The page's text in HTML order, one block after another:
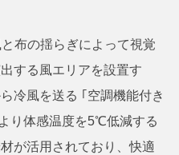
布の揺らぎによって視覚
する風エリアを設置す
冷風を送る ｢空調機能付き
り体感温度を5℃低減する
が活用されており、快適